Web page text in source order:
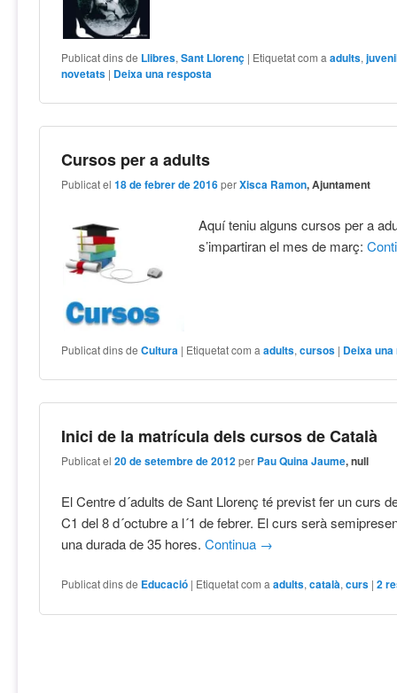
Publicat dins de Llibres,Sant Llorenç | Etiquetat com a adults,
novetats | Deixa una resposta
Cursos per a adults
Publicat el18 de febrer de 2016 perXisca Ramon, Ajuntament
Aquí teniu alguns cursos per a
s’impartiran el mes de març:
Publicat dins de Cultura | Etiquetat com a adults,cursos | Deixa
Inici de la matrícula dels cursos de Català
Publicat el20 de setembre de 2012 per Pau Quina Jaume, null
El Centre d´adults de Sant Llorenç té previst fer un curs
C1 del 8 d´octubre a l´1 de febrer. El curs serà
una durada de 35 hores.Continua →
Publicat dins de Educació | Etiquetat com a adults,català,curs |2